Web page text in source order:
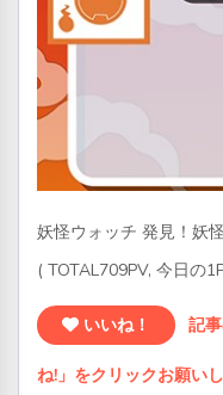
妖怪ウォッチ 発見！妖
( TOTAL709PV, 今日の
いいね！ 記
ね!」をクリックお願い